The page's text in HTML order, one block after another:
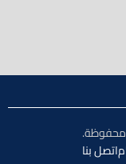
بنا